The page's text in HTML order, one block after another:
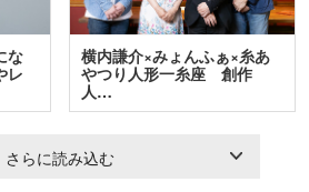
な
レ
横内謙介×みょんふぁ×糸あ
やつり人形一糸座 創作
人…
さらに読み込む